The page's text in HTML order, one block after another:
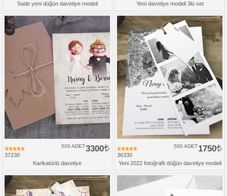
Sade yeni düğün davetiye modeli Yeni davetiye modeli 3lü set
37230
3300
500 ADET
Karikatürlü davetiye
36330
1750
500 ADET
Yeni 2022 fotoğraflı düğün davetiye modeli